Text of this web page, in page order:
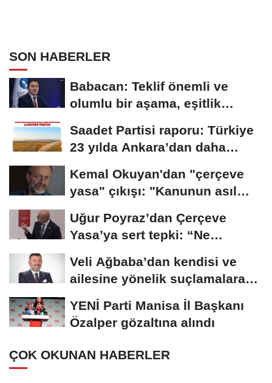
SON HABERLER
Babacan: Teklif önemli ve
olumlu bir aşama, eşitlik
Saadet Partisi raporu: Türkiye
23 yılda Ankara’dan daha
Kemal Okuyan'dan "çerçeve
yasa" çıkışı: "Kanunun asıl
Uğur Poyraz’dan Çerçeve
Yasa’ya sert tepki: “Ne
Veli Ağbaba’dan kendisi ve
ailesine yönelik suçlamalara
tepki: “Bir...
YENİ Parti Manisa İl Başkanı
Özalper gözaltına alındı
ÇOK OKUNAN HABERLER